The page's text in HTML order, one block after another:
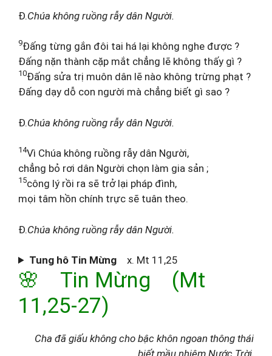
Đ.Chúa không ruồng rẫy dân Người.
9Đấng từng gắn đôi tai há lại không nghe được ?
Đấng nặn thành cặp mắt chẳng lẽ không thấy gì ?
10Đấng sửa trị muôn dân lẽ nào không trừng phạt ?
Đấng dạy dỗ con người mà chẳng biết gì sao ?
Đ.Chúa không ruồng rẫy dân Người.
14Vì Chúa không ruồng rẫy dân Người,
chẳng bỏ rơi dân Người chọn làm gia sản ;
15công lý rồi ra sẽ trở lại pháp đình,
mọi tâm hồn chính trực sẽ tuân theo.
Đ.Chúa không ruồng rẫy dân Người.
Tung hô Tin Mừng x. Mt 11,25
🌸 Tin Mừng (Mt
11,25-27)
Cha đã giấu không cho bậc khôn ngoan thông thái
biết mầu nhiệm Nước Trời,